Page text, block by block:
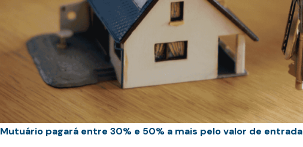
Mutuário pagará entre 30% e 50% a mais pelo valor de entrada